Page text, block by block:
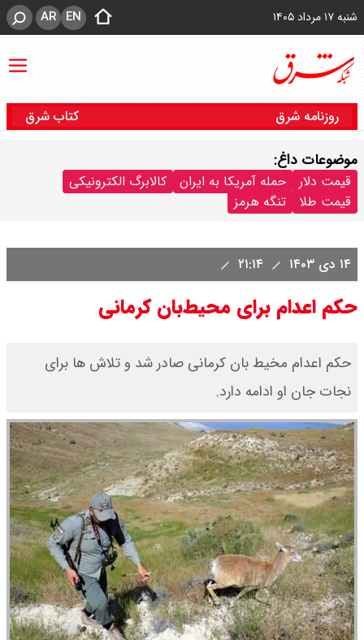
شنبه ۱۷ مرداد ۱۴۰۵ EN
AR
روزنامه شرق کتاب شرق
موضوعات داغ:
قیمت دلار حمله آمریکا به ایران
کالابرگ الکترونیکی
قیمت طلا
تنگه هرمز
۱۴ دی ۱۴۰۳
حکم اعدام برای محیط‌بان کرمانی
حکم اعدام مخیط بان کرمانی صادر شد و تلاش ها برای
نجات جان او ادامه دارد.